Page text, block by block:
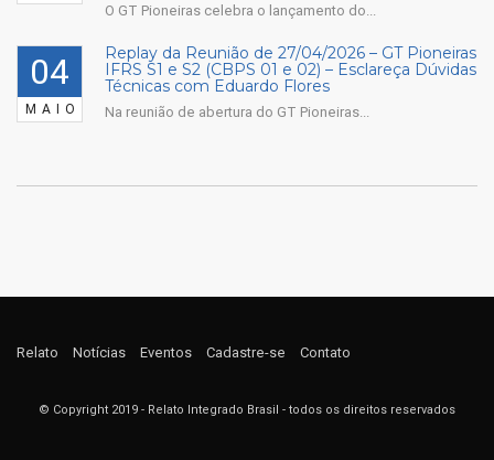
O GT Pioneiras celebra o lançamento do...
04
MAIO
Replay da Reunião de 27/04/2026 – GT Pioneiras
IFRS S1 e S2 (CBPS 01 e 02) – Esclareça Dúvidas
Técnicas com Eduardo Flores
Na reunião de abertura do GT Pioneiras...
Relato Notícias Eventos Cadastre-se Contato
© Copyright 2019 - Relato Integrado Brasil - todos os direitos reservados